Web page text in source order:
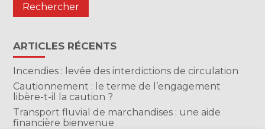
ARTICLES RÉCENTS
Incendies : levée des interdictions de circulation
Cautionnement : le terme de l’engagement
libère-t-il la caution ?
Transport fluvial de marchandises : une aide
financière bienvenue